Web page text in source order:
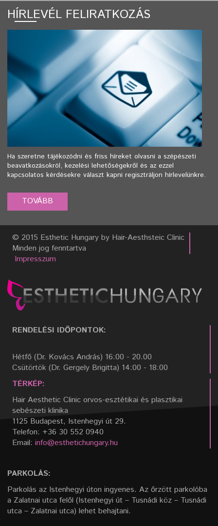
HÍRLEVÉL FELIRATKOZÁS
Ha szeretne tájékozódni és friss híreket olvasni a szépészeti
beavatkozásokról, kezelési lehetőségekről és az ezzel
kapcsolatos kérdésekre választ kapni regisztráljon hírlevelünkre.
© 2015 Esthetic Hungary by Hair-Aesthsteic Clinic
Minden jog fenntartva
Impresszum
RENDELÉSI IDŐPONTOK:
Hétfő (Dr. Kovács András) 16:00 - 20.00
Csütörtök (Dr. Gergely Brigitta) 14:00 - 18:00
TÉRKÉP:
Hair Aesthetic Clinic orvos-esztétikai és plasztikai
sebészeti klinika
1125 Budapest, Istenhegyi út 29.
Telefon: +36 30 552 0940
Email: info@esthetichungary.hu
PARKOLÁS:
Parkolás az Istenhegyi úton ingyenes. Az őrzött parkolóba
a Zalatnai utca felől (Istenhegyi út – Tusnádi köz – Tusnádi
utca – Zalatnai utca) lehet behajtani.